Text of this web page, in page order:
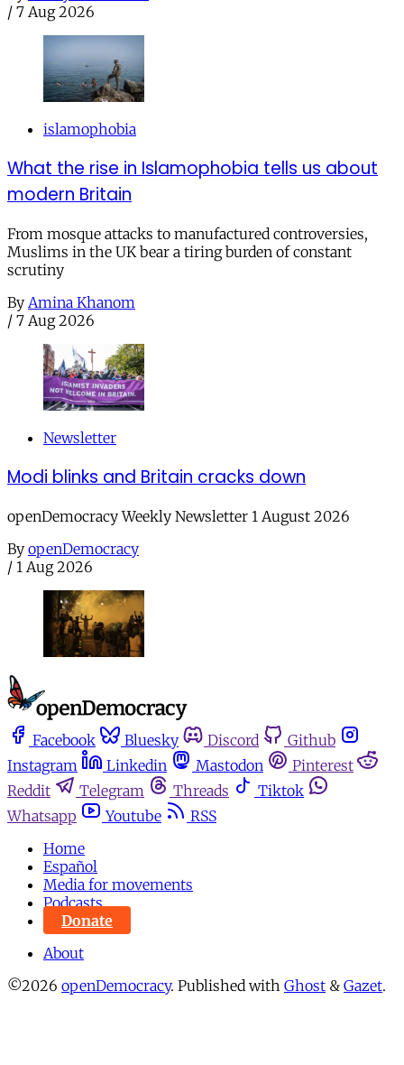
/ 7 Aug 2026
islamophobia
What the rise in Islamophobia tells us about
modern Britain
From mosque attacks to manufactured controversies,
Muslims in the UK bear a tiring burden of constant
scrutiny
By Amina Khanom
/ 7 Aug 2026
Newsletter
Modi blinks and Britain cracks down
openDemocracy Weekly Newsletter 1 August 2026
By openDemocracy
/ 1 Aug 2026
Facebook Bluesky Discord
Github
Instagram
Linkedin Mastodon
Pinterest
Reddit
Telegram Threads
Tiktok
Whatsapp
Youtube
RSS
Home
Español
Media for movements
Podcasts
Donate
About
©2026 openDemocracy. Published with Ghost & Gazet.